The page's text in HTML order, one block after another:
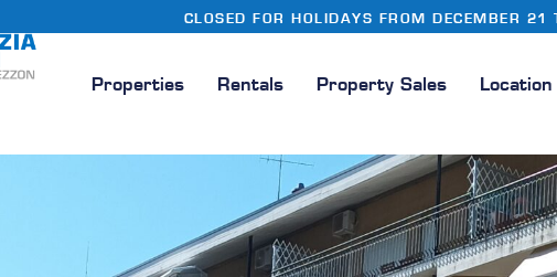
CLOSED FOR HOLIDAYS FROM DECEMBER
Properties Rentals Property Sales Location